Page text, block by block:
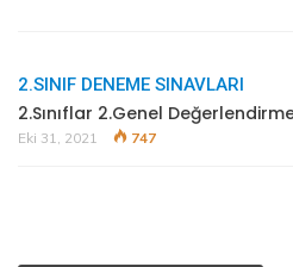
2.SINIF DENEME SINAVLARI
2.Sınıflar 2.Genel Değerlendirme
Eki 31, 2021 747